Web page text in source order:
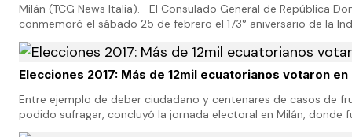
Milán (TCG News Italia).- El Consulado General de República
conmemoró el sábado 25 de febrero el 173° aniversario de la
de la República Dominicana con la pri…
Elecciones 2017: Más de 12mil ecuatorianos votaron en
Entre ejemplo de deber ciudadano y centenares de casos de
podido sufragar, concluyó la jornada electoral en Milán, donde
mil ecuatorianos para elegir al P…